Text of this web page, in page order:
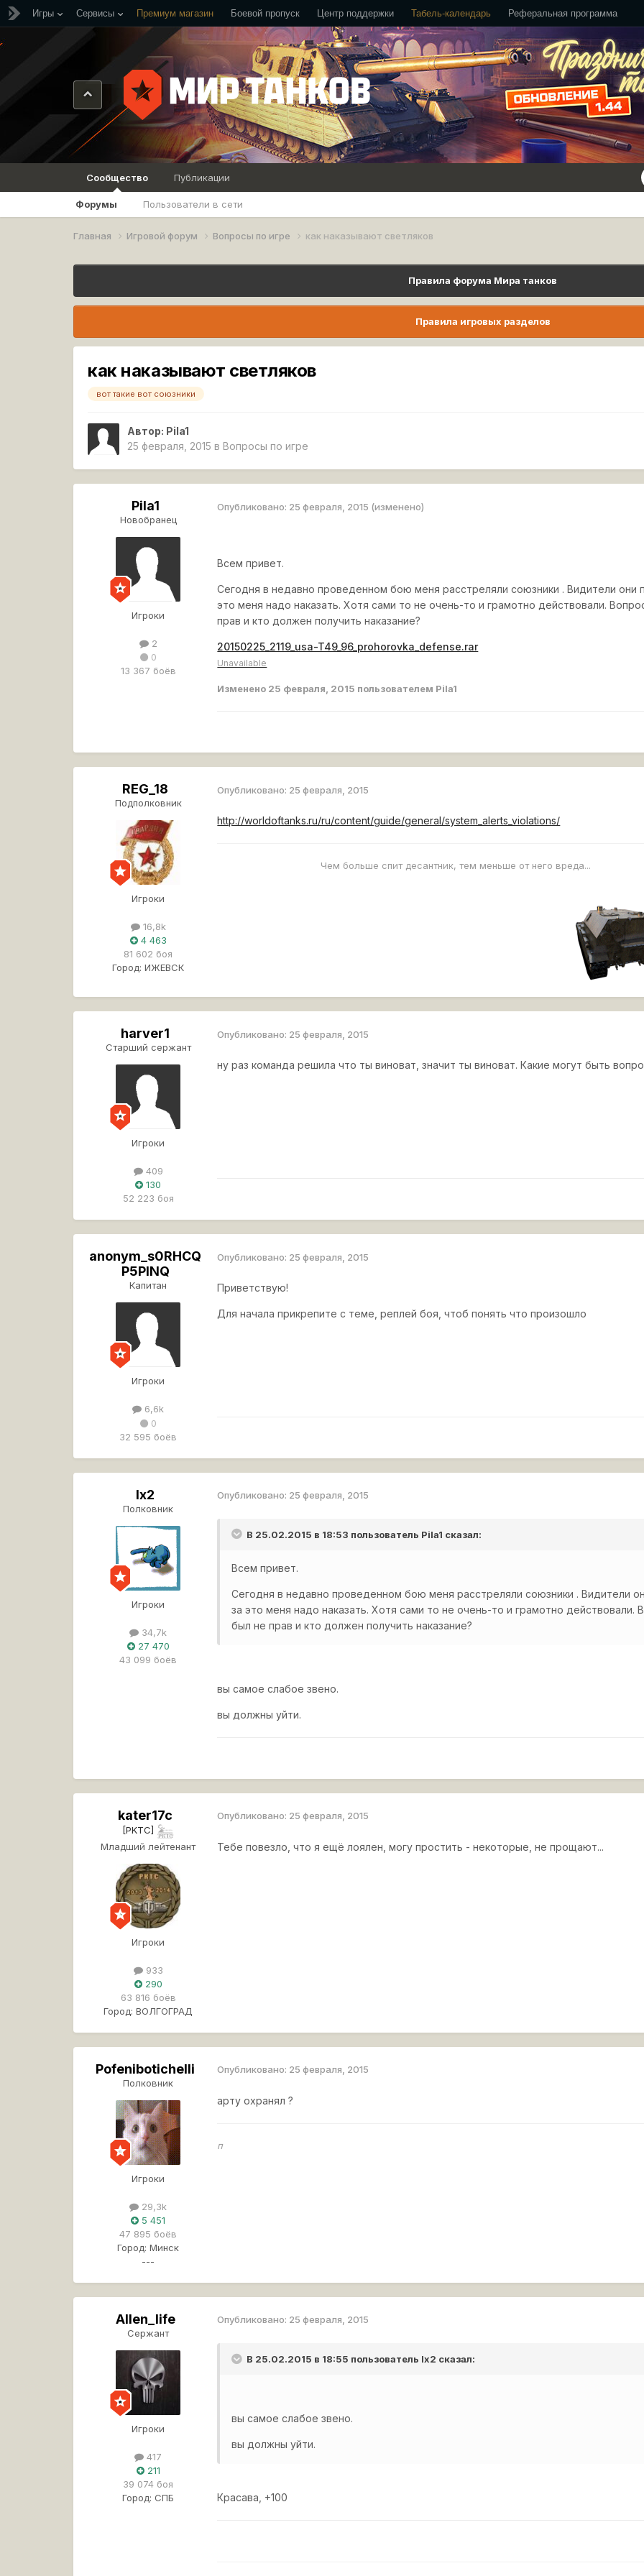
Игры Сервисы Премиум магазин Боевой пропуск Центр поддержки Табель-календарь Реферальная программа
Сообщество
Форумы Пользователи в сети
Публикации
Главная Игровой форум Вопросы по игре как наказывают светляков
Правила форума Мира танков
Правила игровых разделов
как наказывают светляков
вот такие вот союзники
Автор: Pila1
25 февраля, 2015 в Вопросы по игре
Pila1
Новобранец
Игроки
2
0
13 367 боёв
Опубликовано: 25 февраля, 2015 (изменено)
Всем привет.
Сегодня в недавно проведенном бою меня расстреляли союзники . Видители они
это меня надо наказать. Хотя сами то не очень-то и грамотно действовали.
прав и кто должен получить наказание?
20150225_2119_usa-T49_96_prohorovka_defense.rar
Unavailable
Изменено 25 февраля, 2015 пользователем Pila1
REG_18
Подполковник
Игроки
16,8k
4 463
81 602 боя
Город: ИЖЕВСК
Опубликовано: 25 февраля, 2015
http://worldoftanks.ru/ru/content/guide/general/system_alerts_violations/
Чем больше спит десантник, тем меньше от него вреда...
harver1
Старший сержант
Игроки
409
130
52 223 боя
Опубликовано: 25 февраля, 2015
ну раз команда решила что ты виноват, значит ты виноват. Какие могут быть
anonym_s0RHCQ
P5PINQ
Капитан
Игроки
6,6k
0
32 595 боёв
Опубликовано: 25 февраля, 2015
Приветствую!
Для начала прикрепите с теме, реплей боя, чтоб понять что произошло
lx2
Полковник
Игроки
34,7k
27 470
43 099 боёв
Опубликовано: 25 февраля, 2015
В 25.02.2015 в 18:53 пользователь Pila1 сказал:
Всем привет.
Сегодня в недавно проведенном бою меня расстреляли союзники . Видители
за это меня надо наказать. Хотя сами то не очень-то и грамотно действовали.
был не прав и кто должен получить наказание?
вы самое слабое звено.
вы должны уйти.
kater17c
[PKTC]
Младший лейтенант
Игроки
933
290
63 816 боёв
Город: ВОЛГОГРАД
Опубликовано: 25 февраля, 2015
Тебе повезло, что я ещё лоялен, могу простить - некоторые, не прощают...
Pofenibotichelli
Полковник
Игроки
29,3k
5 451
47 895 боёв
Город: Минск
---
Опубликовано: 25 февраля, 2015
арту охранял ?
п
Allen_life
Сержант
Игроки
417
211
39 074 боя
Город: СПБ
Опубликовано: 25 февраля, 2015
В 25.02.2015 в 18:55 пользователь lx2 сказал:
вы самое слабое звено.
вы должны уйти.
Красава, +100